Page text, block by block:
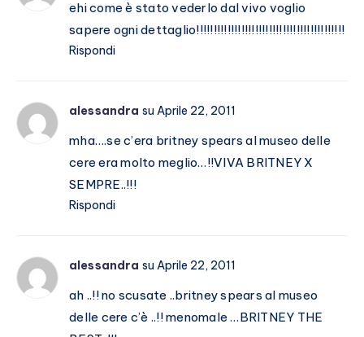
ehi come è stato vederlo dal vivo voglio
sapere ogni dettaglio!!!!!!!!!!!!!!!!!!!!!!!!!!!!!!!!!!!!!!!!!!!
Rispondi
alessandra su Aprile 22, 2011
mha….se c’era britney spears al museo delle
cere era molto meglio…!!VIVA BRITNEY X
SEMPRE..!!!
Rispondi
alessandra su Aprile 22, 2011
ah ..!! no scusate ..britney spears al museo
delle cere c’è ..!! menomale …BRITNEY THE